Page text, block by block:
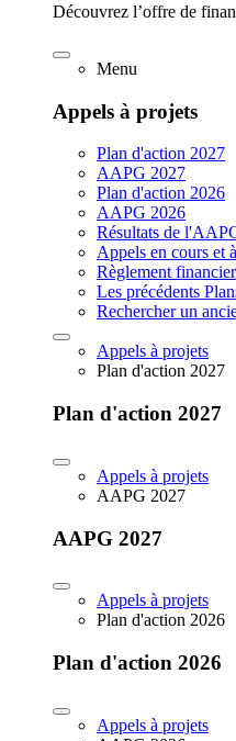
Découvrez l’offre de
Menu
Appels à projets
Plan d'action 2027
AAPG 2027
Plan d'action 2026
AAPG 2026
Résultats de
Appels en cours et
Règlement financier
Les précédents
Rechercher un
Appels à projets
Plan d'action 2027
Plan d'action 2027
Appels à projets
AAPG 2027
AAPG 2027
Appels à projets
Plan d'action 2026
Plan d'action 2026
Appels à projets